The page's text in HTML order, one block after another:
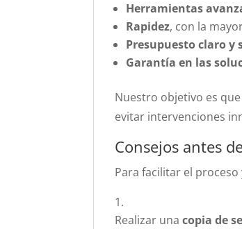
Herramientas
Rapidez, con la
Presupuesto claro y
Garantía en las
Nuestro objetivo es
evitar intervenciones
Consejos antes
Para facilitar el
Realizar unacopia de